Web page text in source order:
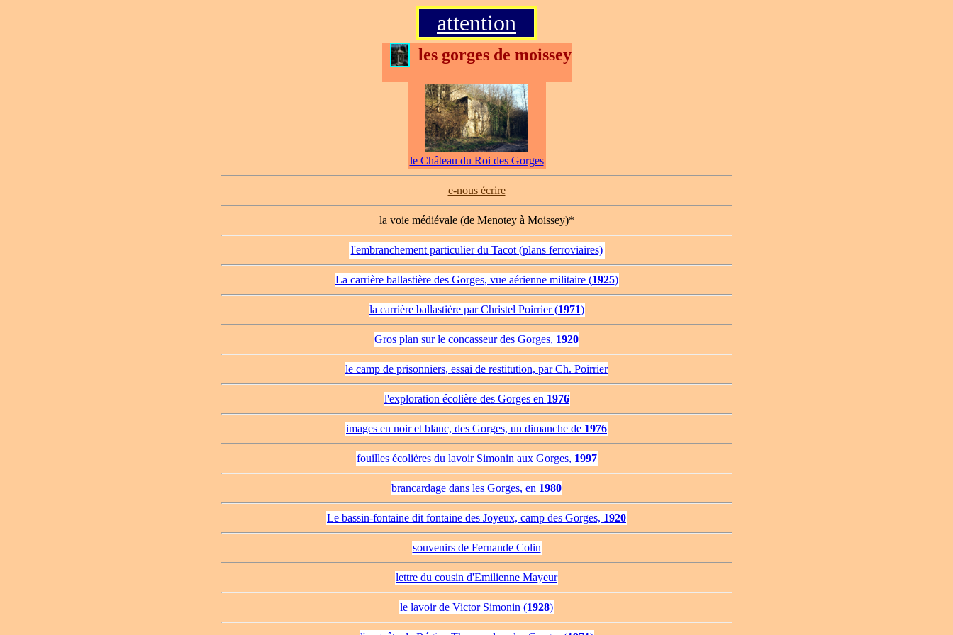
attention
les gorges de moissey
le Château du Roi des Gorges
e-nous écrire
la voie médiévale (de Menotey à Moissey)*
l'embranchement particulier du Tacot (plans ferroviaires)
La carrière ballastière des Gorges, vue aérienne militaire (1925)
la carrière ballastière par Christel Poirrier (1971)
Gros plan sur le concasseur des Gorges, 1920
le camp de prisonniers, essai de restitution, par Ch. Poirrier
l'exploration écolière des Gorges en 1976
images en noir et blanc, des Gorges, un dimanche de 1976
fouilles écolières du lavoir Simonin aux Gorges, 1997
brancardage dans les Gorges, en 1980
Le bassin-fontaine dit fontaine des Joyeux, camp des Gorges, 1920
souvenirs de Fernande Colin
lettre du cousin d'Emilienne Mayeur
le lavoir de Victor Simonin (1928)